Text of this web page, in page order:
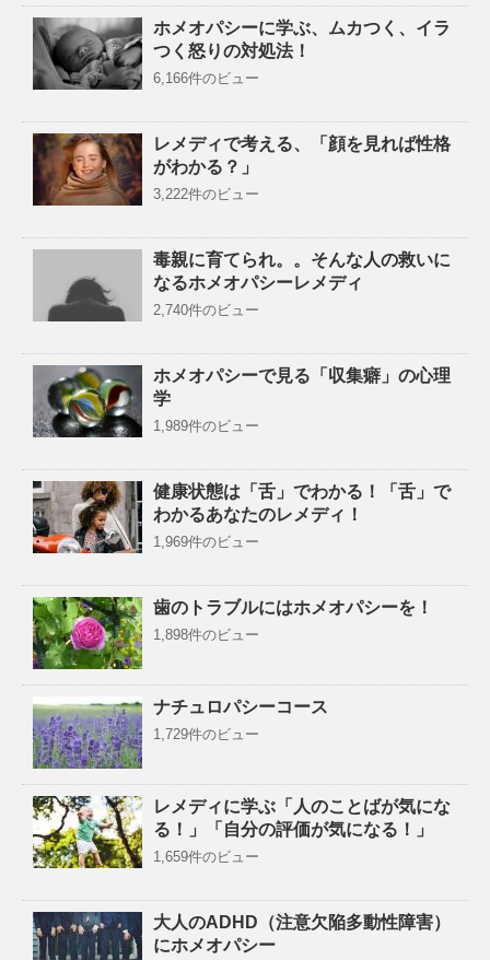
ホメオパシーに学ぶ、ムカつく、イラ
つく怒りの対処法！
6,166件のビュー
レメディで考える、「顔を見れば性格
がわかる？」
3,222件のビュー
毒親に育てられ。。そんな人の救いに
なるホメオパシーレメディ
2,740件のビュー
ホメオパシーで見る「収集癖」の心理
学
1,989件のビュー
健康状態は「舌」でわかる！「舌」で
わかるあなたのレメディ！
1,969件のビュー
歯のトラブルにはホメオパシーを！
1,898件のビュー
ナチュロパシーコース
1,729件のビュー
レメディに学ぶ「人のことばが気にな
る！」「自分の評価が気になる！」
1,659件のビュー
大人のADHD（注意欠陥多動性障害）
にホメオパシー